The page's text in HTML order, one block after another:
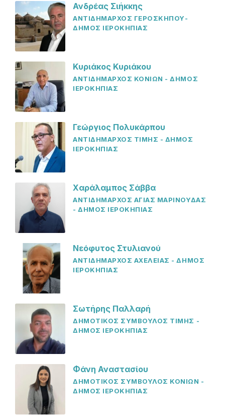
Ανδρέας Σιήκκης
ΑΝΤΙΔΗΜΑΡΧΟΣ ΓΕΡΟΣΚΗΠΟΥ-
ΔΗΜΟΣ ΙΕΡΟΚΗΠΙΑΣ
Κυριάκος Κυριάκου
ΑΝΤΙΔΗΜΑΡΧΟΣ ΚΟΝΙΩΝ - ΔΗΜΟΣ
ΙΕΡΟΚΗΠΙΑΣ
Γεώργιος Πολυκάρπου
ΑΝΤΙΔΗΜΑΡΧΟΣ ΤΙΜΗΣ - ΔΗΜΟΣ
ΙΕΡΟΚΗΠΙΑΣ
Χαράλαμπος Σάββα
ΑΝΤΙΔΗΜΑΡΧΟΣ ΑΓΙΑΣ ΜΑΡΙΝΟΥΔΑΣ
- ΔΗΜΟΣ ΙΕΡΟΚΗΠΙΑΣ
Νεόφυτος Στυλιανού
ΑΝΤΙΔΗΜΑΡΧΟΣ ΑΧΕΛΕΙΑΣ - ΔΗΜΟΣ
ΙΕΡΟΚΗΠΙΑΣ
Σωτήρης Παλλαρή
ΔΗΜΟΤΙΚΟΣ ΣΥΜΒΟΥΛΟΣ ΤΙΜΗΣ -
ΔΗΜΟΣ ΙΕΡΟΚΗΠΙΑΣ
Φάνη Αναστασίου
ΔΗΜΟΤΙΚΟΣ ΣΥΜΒΟΥΛΟΣ ΚΟΝΙΩΝ -
ΔΗΜΟΣ ΙΕΡΟΚΗΠΙΑΣ